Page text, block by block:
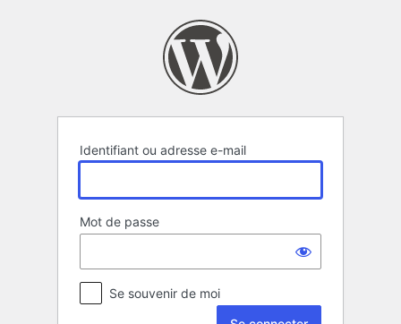
Identifiant ou adresse e-mail
Mot de passe
Se souvenir de moi